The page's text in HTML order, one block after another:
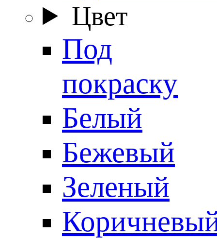
Цвет
Под
покраску
Белый
Бежевый
Зеленый